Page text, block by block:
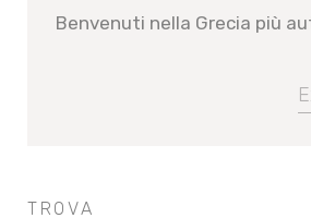
Benvenuti nella Grecia più
TROVA